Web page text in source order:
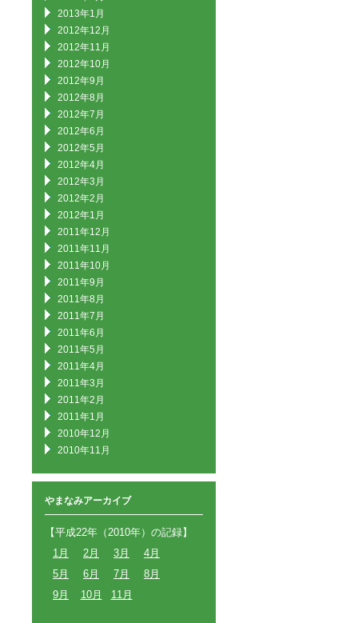
2013年1月
2012年12月
2012年11月
2012年10月
2012年9月
2012年8月
2012年7月
2012年6月
2012年5月
2012年4月
2012年3月
2012年2月
2012年1月
2011年12月
2011年11月
2011年10月
2011年9月
2011年8月
2011年7月
2011年6月
2011年5月
2011年4月
2011年3月
2011年2月
2011年1月
2010年12月
2010年11月
やまなみアーカイブ
【平成22年（2010年）の記録】
1月
2月 3月
4月
5月
6月 7月
8月
9月
10月 11月